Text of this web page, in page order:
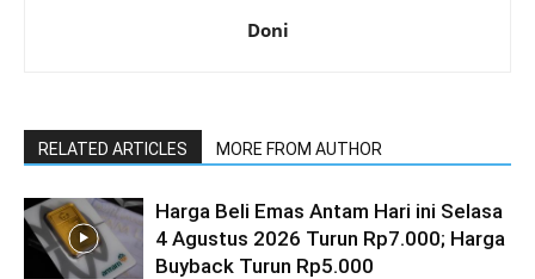
Doni
RELATED ARTICLES MORE FROM AUTHOR
Harga Beli Emas Antam Hari ini Selasa
4 Agustus 2026 Turun Rp7.000; Harga
Buyback Turun Rp5.000